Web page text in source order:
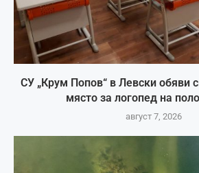
СУ „Крум Попов“ в Левски обяви
място за логопед на
август 7, 2026